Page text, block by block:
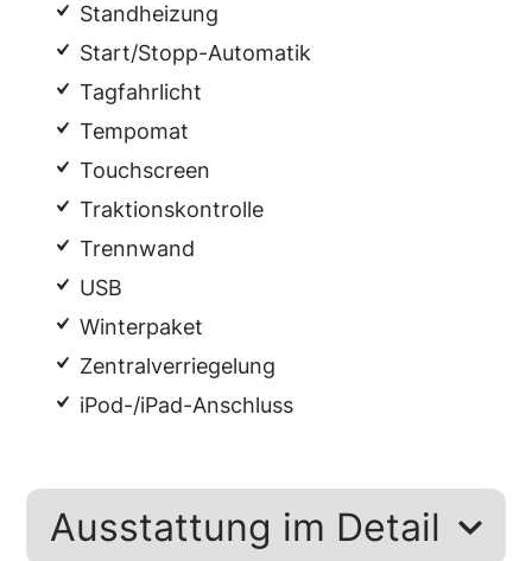
Standheizung
Start/Stopp-Automatik
Tagfahrlicht
Tempomat
Touchscreen
Traktionskontrolle
Trennwand
USB
Winterpaket
Zentralverriegelung
iPod-/iPad-Anschluss
Ausstattung im Detail